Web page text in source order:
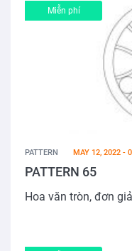
Miễn phí
PATTERN MAY 12, 2022 -
PATTERN 65
Hoa văn tròn, đơn